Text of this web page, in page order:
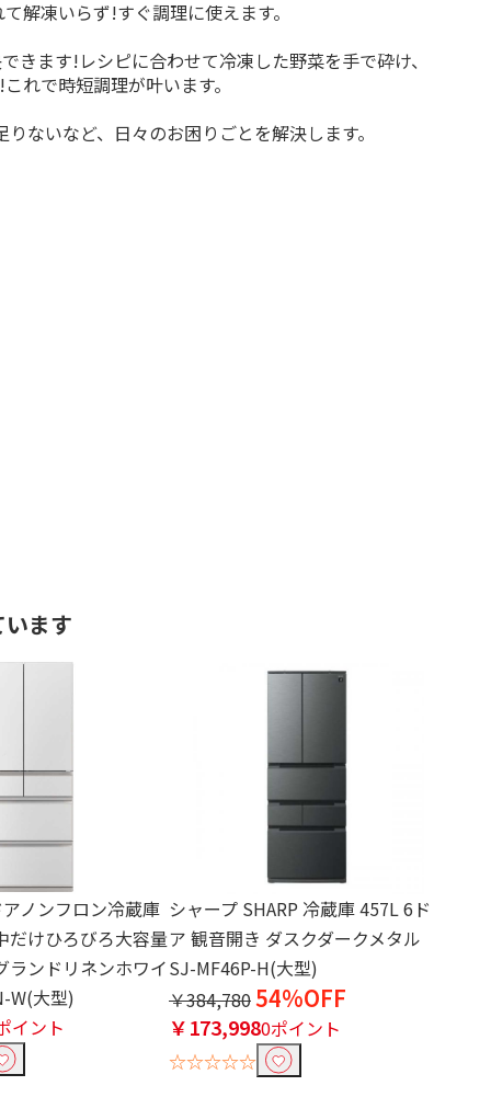
解凍いらず!すぐ調理に使えます。
ます!レシピに合わせて冷凍した野菜を手で砕け、
れで時短調理が叶います。
ないなど、日々のお困りごとを解決します。
ます
ノンフロン冷蔵庫
だけひろびろ大容量
ランドリネンホワイ
W(大型)
イント
シャープ SHARP 冷蔵庫 457L 6ド
ア 観音開き ダスクダークメタル
SJ-MF46P-H(大型)
￥384,78054%OFF
￥173,9980ポイント
☆☆☆☆☆